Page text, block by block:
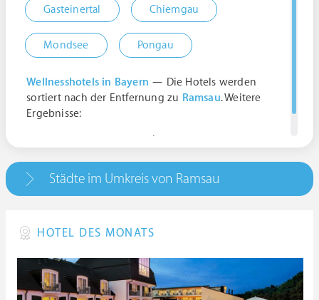
Gasteinertal Chiemgau
Mondsee Pongau
Wellnesshotels in Bayern — Die Hotels werden
sortiert nach der Entfernung zu Ramsau. Weitere
Ergebnisse:
Städte im Umkreis von Ramsau
HOTEL DES MONATS